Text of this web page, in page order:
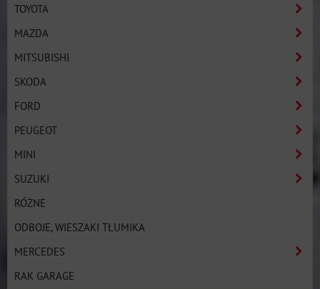
TOYOTA
MAZDA
MITSUBISHI
SKODA
FORD
PEUGEOT
MINI
SUZUKI
RÓŻNE
ODBOJE, WIESZAKI TŁUMIKA
MERCEDES
RAK GARAGE